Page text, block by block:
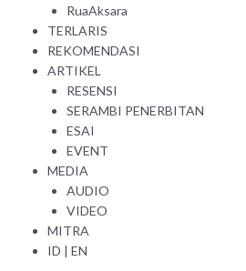
RuaAksara
TERLARIS
REKOMENDASI
ARTIKEL
RESENSI
SERAMBI PENERBITAN
ESAI
EVENT
MEDIA
AUDIO
VIDEO
MITRA
ID
EN